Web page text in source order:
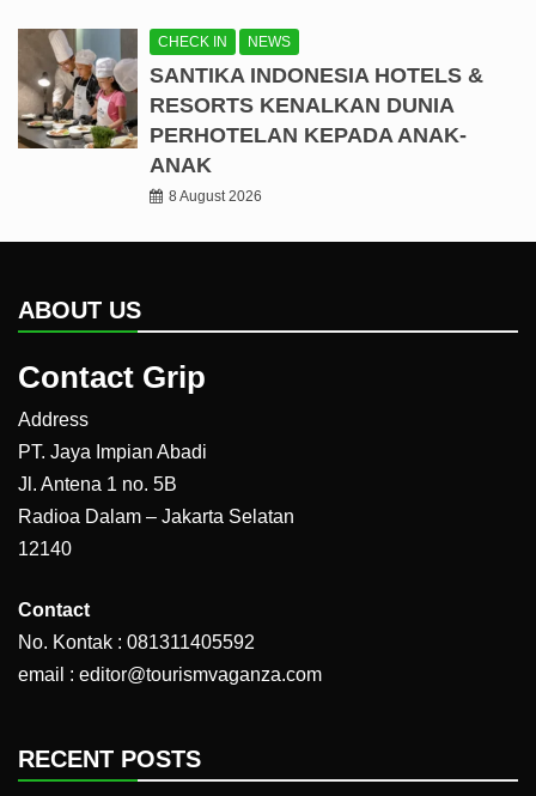
CHECK IN NEWS
SANTIKA INDONESIA HOTELS &
RESORTS KENALKAN DUNIA
PERHOTELAN KEPADA ANAK-
ANAK
8 August 2026
ABOUT US
Contact Grip
Address
PT. Jaya Impian Abadi
Jl. Antena 1 no. 5B
Radioa Dalam – Jakarta Selatan
12140
Contact
No. Kontak : 081311405592
email : editor@tourismvaganza.com
RECENT POSTS